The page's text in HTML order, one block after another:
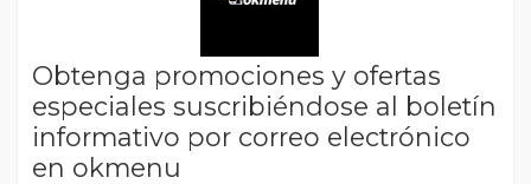
Obtenga promociones y ofertas
especiales suscribiéndose al boletín
informativo por correo electrónico
en okmenu